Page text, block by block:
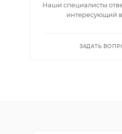
Наши специалисты
интересующий
ЗАДАТЬ